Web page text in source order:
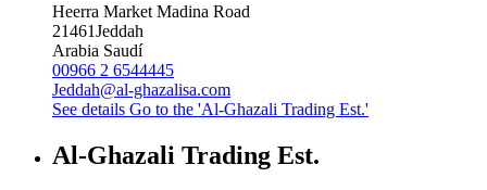
Heerra Market Madina Road
21461Jeddah
Arabia Saudí
00966 2 6544445
Jeddah@al-ghazalisa.com
See details Go to the 'Al-Ghazali Trading Est.'
Al-Ghazali Trading Est.